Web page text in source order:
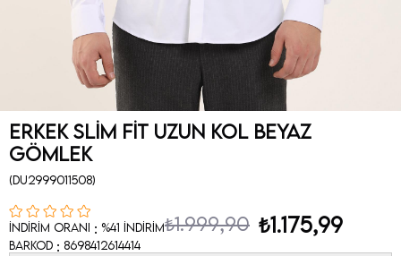
Erkek Slim Fit Uzun Kol Beyaz
Gömlek
(DU2999011508)
İndirim Oranı : %41 İndirim₺1.999,90 ₺1.175,99
Barkod : 8698412614414